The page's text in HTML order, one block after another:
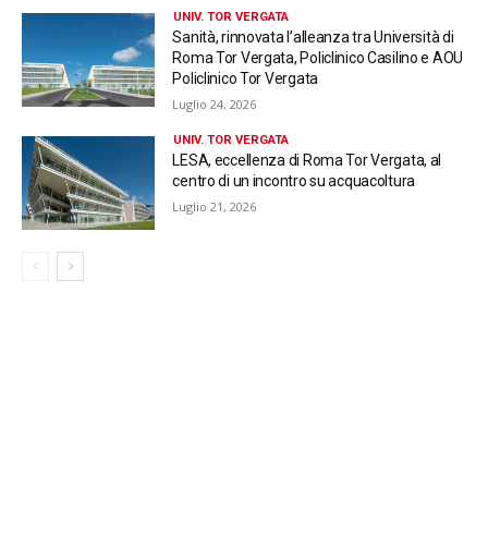
UNIV. TOR VERGATA
Sanità, rinnovata l’alleanza tra Università di
Roma Tor Vergata, Policlinico Casilino e AOU
Policlinico Tor Vergata
Luglio 24, 2026
UNIV. TOR VERGATA
LESA, eccellenza di Roma Tor Vergata, al
centro di un incontro su acquacoltura
Luglio 21, 2026